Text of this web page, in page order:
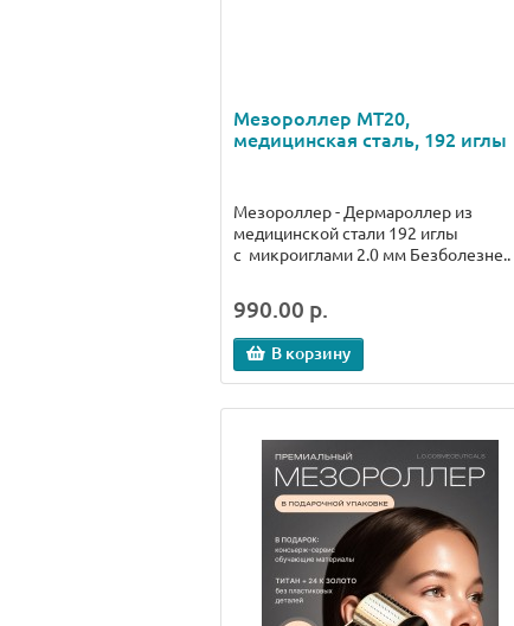
Мезороллер MT20,
медицинская сталь, 192 иглы
Мезороллер - Дермароллер из
медицинской стали 192 иглы
с микроиглами 2.0 мм Безболезне..
990.00 р.
В корзину